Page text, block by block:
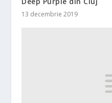
13 decembrie 2019